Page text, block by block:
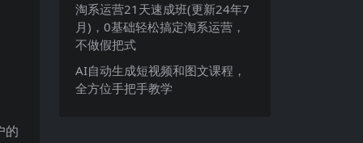
的
淘系运营21天速成班(更新24年7
月)，0基础轻松搞定淘系运营，
不做假把式
AI自动生成短视频和图文课程，
全方位手把手教学